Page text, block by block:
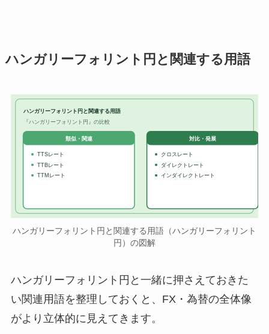
ハンガリーフォリント円と関連する用語
ハンガリーフォリント円と関連する用語
『ハンガリーフォリント円』の比較
類似・関連
TTSレート
TTBレート
TTMレート
対比・発展
クロスレート
ダイレクトレート
インダイレクトレート
ハンガリーフォリント円と関連する用語（ハンガリーフォリント
円）の図解
ハンガリーフォリント円と一緒に押さえておきた
い関連用語を整理しておくと、FX・為替の全体像
がより立体的に見えてきます。